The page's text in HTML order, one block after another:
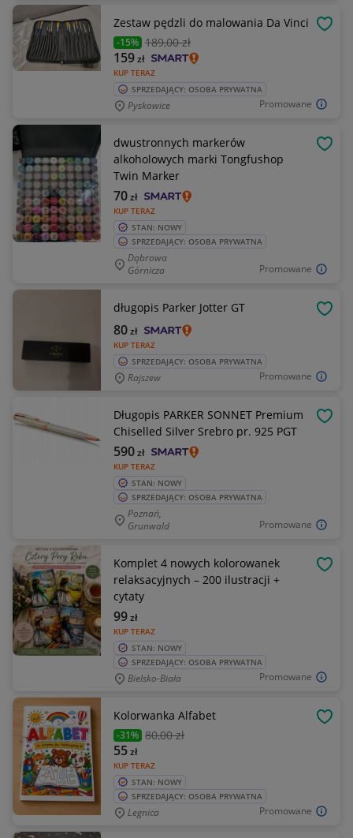
Promowane
Zestaw pędzli do malowania Da Vinci
-15% 189,00 zł
KUP TERAZ
159zł
SPRZEDAJĄCY: OSOBA PRYWATNA
Pyskowice
Promowane
dwustronnych markerów
alkoholowych marki Tongfushop
Twin Marker
KUP TERAZ
70zł
STAN: NOWY
SPRZEDAJĄCY: OSOBA PRYWATNA
Dąbrowa
Górnicza
Promowane
długopis Parker Jotter GT
KUP TERAZ
80zł
SPRZEDAJĄCY: OSOBA PRYWATNA
Rajszew
Promowane
Długopis PARKER SONNET Premium
Chiselled Silver Srebro pr. 925 PGT
KUP TERAZ
590zł
STAN: NOWY
SPRZEDAJĄCY: OSOBA PRYWATNA
Poznań,
Grunwald
Promowane
Komplet 4 nowych kolorowanek
relaksacyjnych – 200 ilustracji +
cytaty
KUP TERAZ
99zł
STAN: NOWY
SPRZEDAJĄCY: OSOBA PRYWATNA
Bielsko-Biała
Promowane
Kolorwanka Alfabet
-31% 80,00 zł
KUP TERAZ
55zł
STAN: NOWY
SPRZEDAJĄCY: OSOBA PRYWATNA
Legnica